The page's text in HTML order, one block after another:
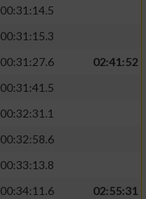
00:31:14.5
00:31:15.3
00:31:27.6
02:41:52
00:31:41.5
00:32:31.1
00:32:58.6
00:33:13.8
00:34:11.6
02:55:31